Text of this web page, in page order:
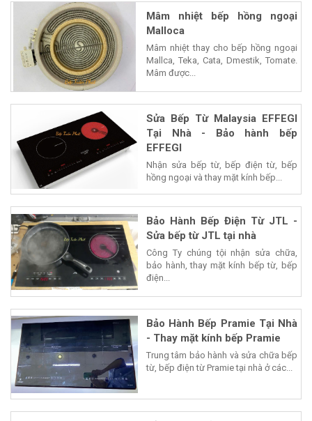
Mâm nhiệt bếp hồng ngoại
Malloca
Mâm nhiệt thay cho bếp hồng ngoại
Mallca, Teka, Cata, Dmestik, Tomate.
Mâm được...
Sửa Bếp Từ Malaysia EFFEGI
Tại Nhà - Bảo hành bếp
EFFEGI
Nhận sửa bếp từ, bếp điện từ, bếp
hồng ngoại và thay mặt kính bếp...
Bảo Hành Bếp Điện Từ JTL -
Sửa bếp từ JTL tại nhà
Công Ty chúng tội nhận sửa chữa,
bảo hành, thay mặt kính bếp từ, bếp
điện...
Bảo Hành Bếp Pramie Tại Nhà
- Thay mặt kính bếp Pramie
Trung tâm bảo hành và sửa chữa bếp
từ, bếp điện từ Pramie tại nhà ở các...